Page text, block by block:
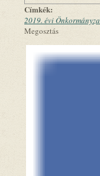
Címkék:
2019. évi
Megosztás